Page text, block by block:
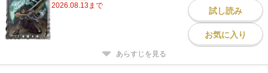
2026.08.13まで
試し読み
お気に入り
あらすじを見る